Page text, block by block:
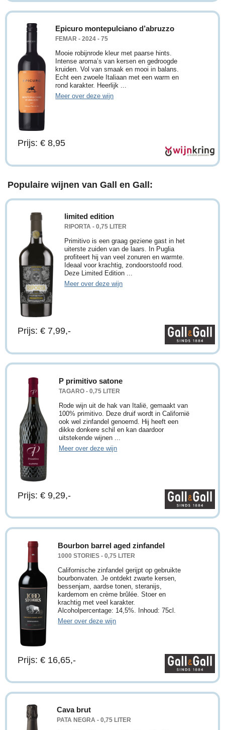
Epicuro montepulciano d’abruzzo
FEMAR - 2024 - 75
Mooie robijnrode kleur met paarse hints.
Intense aroma’s van kersen en gedroogde
kruiden. Vol van smaak en mooi in balans.
Echt een zwoele Italiaan met een warm en
rond karakter. Heerlijk ...
Meer over deze wijn
Prijs: € 8,95
Populaire wijnen van Gall en Gall:
limited edition
RIPORTA - 0,75 LITER
Primitivo is een graag geziene gast in het
uiterste zuiden van de laars. In Puglia
profiteert hij van veel zonuren en warmte.
Ideaal voor krachtig, zondoorstoofd rood.
Deze Limited Edition ...
Meer over deze wijn
Prijs: € 7,99,-
P primitivo satone
TAGARO - 0,75 LITER
Rode wijn uit de hak van Italië, gemaakt van
100% primitivo. Deze druif wordt in Californië
ook wel zinfandel genoemd. Hij heeft een
dikke donkere schil en kan daardoor
uitstekende wijnen ...
Meer over deze wijn
Prijs: € 9,29,-
Bourbon barrel aged zinfandel
1000 STORIES - 0,75 LITER
Californische zinfandel gerijpt op gebruikte
bourbonvaten. Je ontdekt zwarte kersen,
bessenjam, aardse tonen, steranijs,
kardemom en crème brûlée. Stoer en
krachtig met veel karakter.
Alcoholpercentage: 14,5%. Inhoud: 75cl.
Meer over deze wijn
Prijs: € 16,65,-
Cava brut
PATA NEGRA - 0,75 LITER